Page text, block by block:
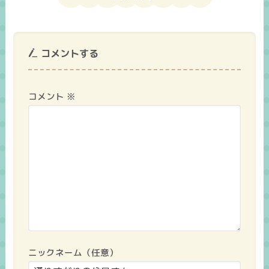
コメントする
コメント ※
ニックネーム（任意）